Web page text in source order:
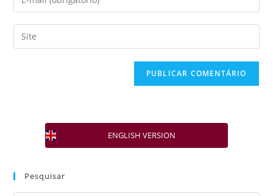
ENGLISH VERSION
Pesquisar